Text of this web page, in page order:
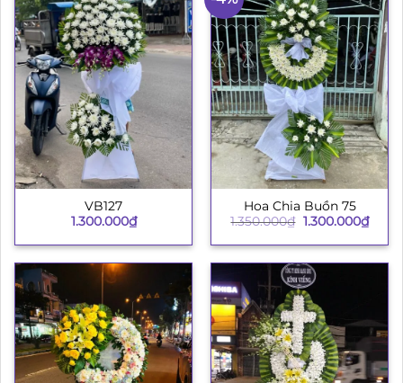
VB127
1.300.000₫
Hoa Chia Buồn 75
1.350.000₫ Giá
là:
1.300.000₫Giá
hiện
tại